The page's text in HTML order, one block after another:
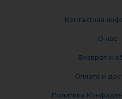
Контактная
О нас
Возврат и
Оплата и
Политика